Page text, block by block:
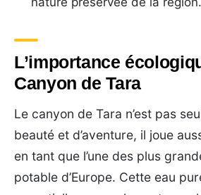
L’importance
Canyon de Tara
Le canyon de Tara n’est pas
beauté et d’aventure, il joue
en tant que l’une des plus
potable d’Europe. Cette eau